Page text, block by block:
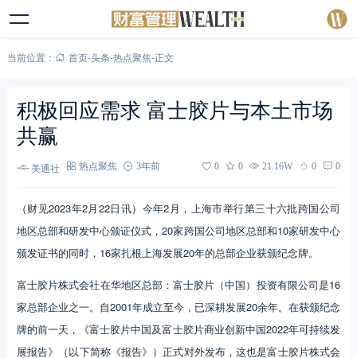
当前位置： 首页-头条-热点聚焦-正文
积极回应需求 富士胶片与本土市场
共赢
美通社 热点聚焦 3年前 0 0 21.16W 0 0
（财见2023年2月22日讯）今年2月，上海市举行第三十六批跨国公司
地区总部和研发中心颁证仪式，20家跨国公司地区总部和10家研发中心
颁发证书的同时，16家扎根上海发展20年的总部企业获颁纪念牌。
富士胶片株式会社在华地区总部：富士胶片（中国）投资有限公司是16
家总部企业之一。自2001年成立至今，已深耕发展20余年。在获颁纪念
牌的前一天，《富士胶片中国及富士胶片商业创新中国2022年可持续发
展报告》（以下简称《报告》）正式对外发布，这也是富士胶片株式会